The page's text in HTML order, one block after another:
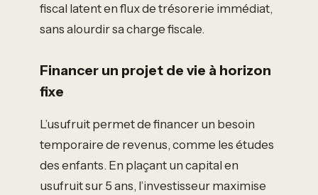
fiscal latent en flux de trésorerie immédiat,
sans alourdir sa charge fiscale.
Financer un projet de vie à horizon
fixe
L’usufruit permet de financer un besoin
temporaire de revenus, comme les études
des enfants. En plaçant un capital en
usufruit sur 5 ans, l’investisseur maximise